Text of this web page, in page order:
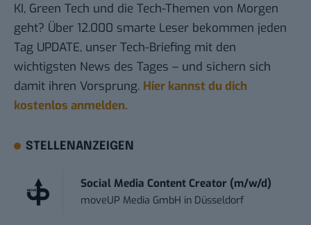
KI, Green Tech und die Tech-Themen von Morgen
geht? Über 12.000 smarte Leser bekommen jeden
Tag UPDATE, unser Tech-Briefing mit den
wichtigsten News des Tages – und sichern sich
damit ihren Vorsprung. Hier kannst du dich
kostenlos anmelden.
STELLENANZEIGEN
Social Media Content Creator (m/w/d)
moveUP Media GmbH in Düsseldorf